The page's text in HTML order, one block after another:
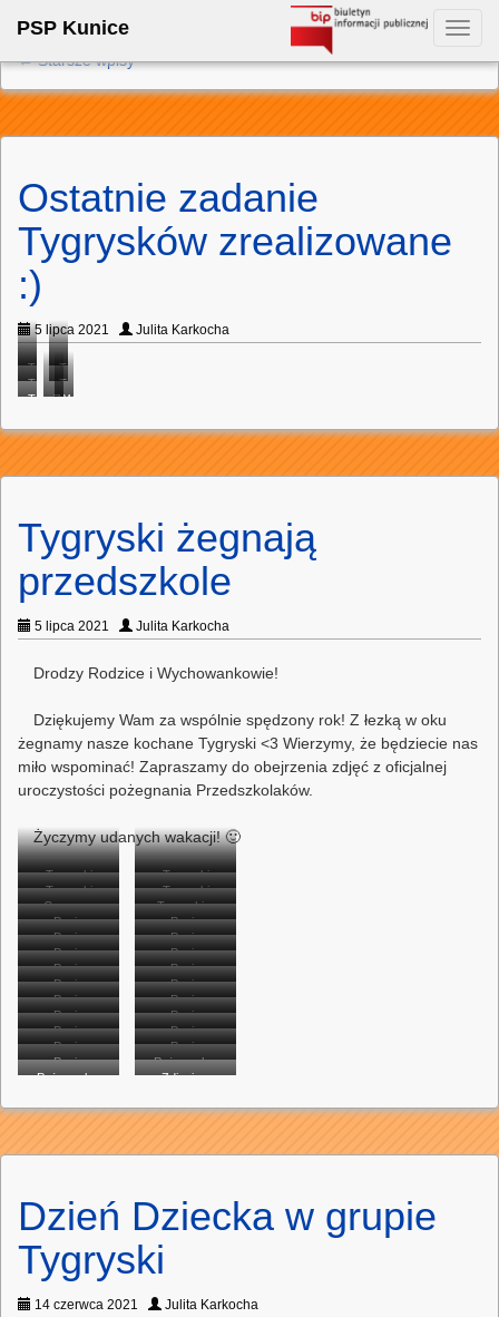
PSP Kunice
←Starsze wpisy
Ostatnie zadanie
Tygrysków zrealizowane
:)
5 lipca 2021 Julita Karkocha
Tygryski
malują
Tygryski
malują
Tygryski
kredą.
Tygryski
kredą.
TygryskiZadanie
Wspaniałe
Tygryski żegnają
przedszkole
5 lipca 2021 Julita Karkocha
Drodzy Rodzice i Wychowankowie!
Dziękujemy Wam za wspólnie spędzony rok! Z łezką w oku
żegnamy nasze kochane Tygryski <3 Wierzymy, że będziecie nas
miło wspominać! Zapraszamy do obejrzenia zdjęć z oficjalnej
uroczystości pożegnania Przedszkolaków.
Życzymy udanych wakacji! 🙂
Tygryski
podczas
występu.
Tygryski
podczas
występu.
Tygryski
prezentują
przygotowany
układ
taneczny.
Tygryski
prezentują
przygotowany
układ
taneczny.
Grupowe
zdjęcie
Tygrysków.
Tygryski z
paniami.
Panie
wręczają
dyplom Tosi.
Panie
wręczają
dyplom Ali.
Panie
wręczają
dyplom Antosi i
Frankowi.
Panie
wręczają
dyplom Łucji.
Panie
wręczają
dyplom
Oliwce.
Panie
wręczają
dyplom Majce.
Panie
wręczają
dyplom Hani.
Panie
wręczają
dyplom
Jasiowi.
Panie
wręczają
dyplom Izie.
Panie
wręczają
dyplom
Panie
wręczają
dyplom
Wojtkowi.
Panie
wręczają
dyplom
Jasiowi.
Panie
wręczają
dyplom
Panie
wręczają
dyplom
Panie
dyplom
Panie
dyplom
Panie
wręczają
Maksiowi.
Panie
wręczają
Błażejowi.
Panie
dyplom
Pożegnalny
Tygrysków.
Pożegnalny
Zdjęcie z
Dzień Dziecka w grupie
Tygryski
14 czerwca 2021 Julita Karkocha